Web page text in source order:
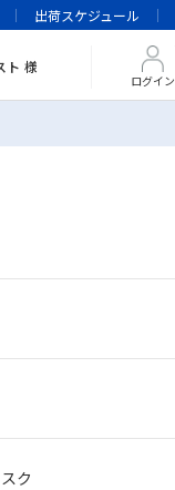
出荷スケジュール
ト 様
ログイン
ク